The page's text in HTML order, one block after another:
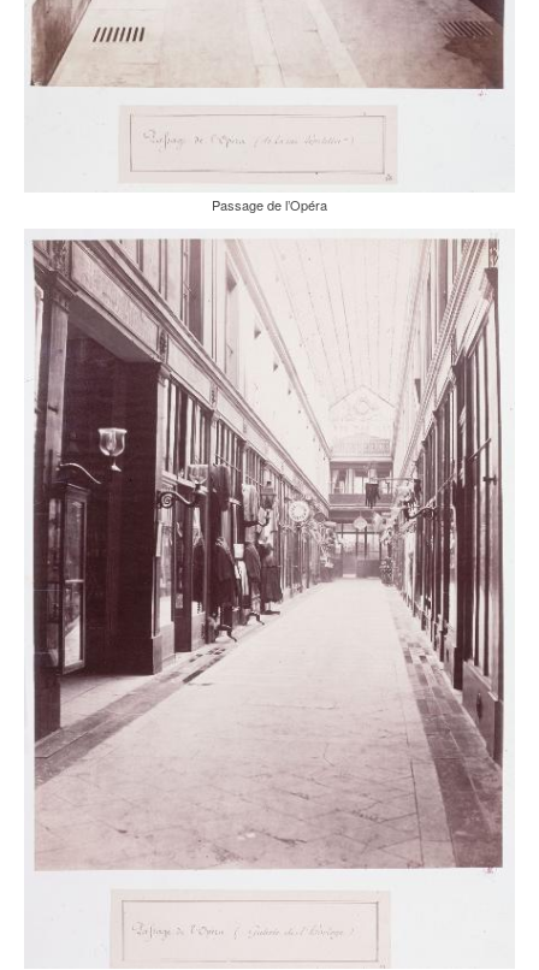
Passage de l’Opéra